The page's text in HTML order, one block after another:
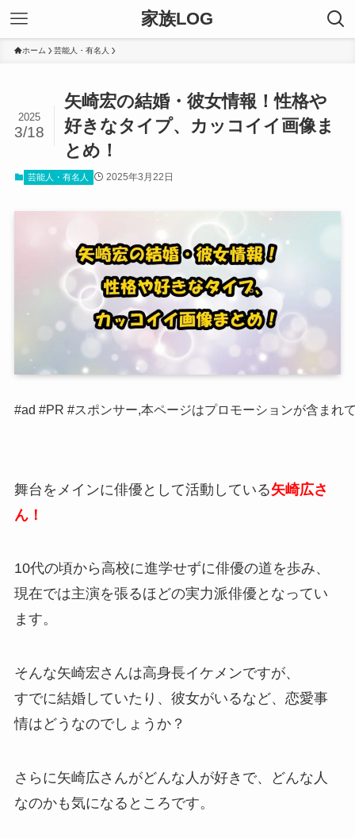
家族LOG
ホーム 芸能人・有名人
矢崎宏の結婚・彼女情報！性格や
好きなタイプ、カッコイイ画像ま
とめ！
2025
3/18
芸能人・有名人 2025年3月22日
#ad #PR #スポンサー,本ページはプロモーションが含まれ
舞台をメインに俳優として活動している矢崎広さ
ん！
10代の頃から高校に進学せずに俳優の道を歩み、
現在では主演を張るほどの実力派俳優となってい
ます。
そんな矢崎宏さんは高身長イケメンですが、
すでに結婚していたり、彼女がいるなど、恋愛事
情はどうなのでしょうか？
さらに矢崎広さんがどんな人が好きで、どんな人
なのかも気になるところです。